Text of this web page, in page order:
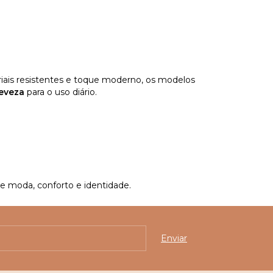
resistentes e toque moderno, os modelos
para o uso diário.
moda, conforto e identidade.